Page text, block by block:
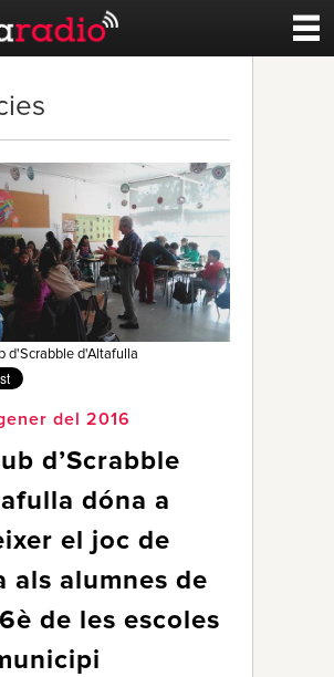
Esports
Noticies
Qui Som
d'Scrabble d'Altafulla
del 2016
d’Scrabble
dóna a
el joc de
als alumnes de
de les escoles